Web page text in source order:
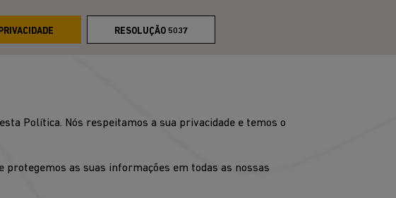
RESOLUÇÃO 5037
Política. Nós respeitamos a sua privacidade e temos o
as suas informações em todas as nossas